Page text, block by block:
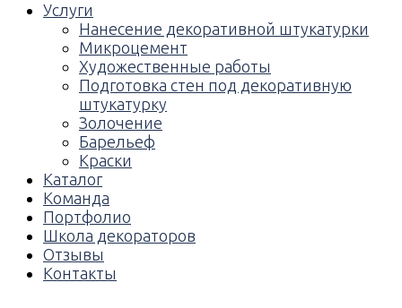
Услуги
Нанесение декоративной штукатурки
Микроцемент
Художественные работы
Подготовка стен под декоративную
штукатурку
Золочение
Барельеф
Краски
Каталог
Команда
Портфолио
Школа декораторов
Отзывы
Контакты